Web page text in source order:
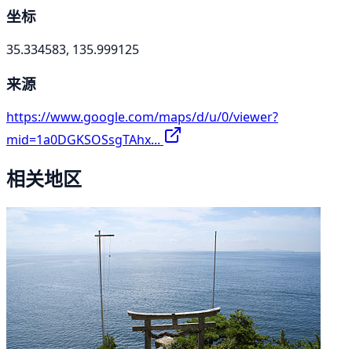
坐标
35.334583, 135.999125
来源
https://www.google.com/maps/d/u/0/viewer?
mid=1a0DGKSOSsgTAhx...
相关地区